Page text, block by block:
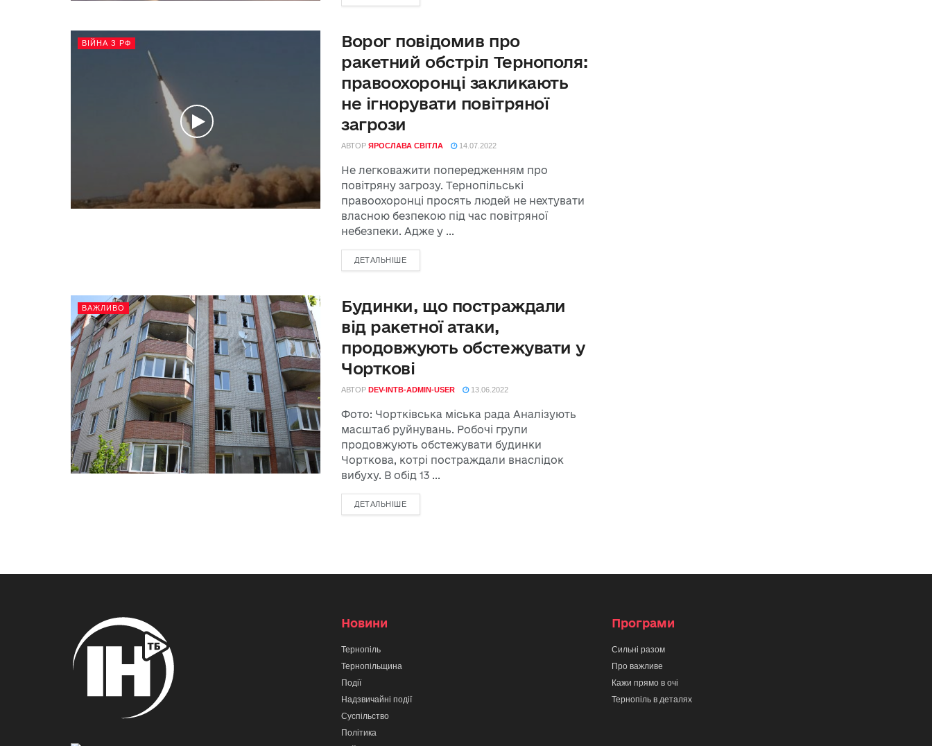
ВІЙНА З РФ
Ворог повідомив про
ракетний обстріл Тернополя:
правоохоронці закликають
не ігнорувати повітряної
загрози
АВТОР ЯРОСЛАВА СВІТЛА 14.07.2022
Не легковажити попередженням про
повітряну загрозу. Тернопільські
правоохоронці просять людей не нехтувати
власною безпекою під час повітряної
небезпеки. Адже у ...
ДЕТАЛЬНІШЕ
ВАЖЛИВО
Будинки, що постраждали
від ракетної атаки,
продовжують обстежувати у
Чорткові
АВТОР DEV-INTB-ADMIN-USER 13.06.2022
Фото: Чортківська міська рада Аналізують
масштаб руйнувань. Робочі групи
продовжують обстежувати будинки
Чорткова, котрі постраждали внаслідок
вибуху. В обід 13 ...
ДЕТАЛЬНІШЕ
Новини
Тернопіль
Тернопільщина
Події
Надзвичайні події
Суспільство
Політика
Програми
Сильні разом
Про важливе
Кажи прямо в очі
Тернопіль в деталях